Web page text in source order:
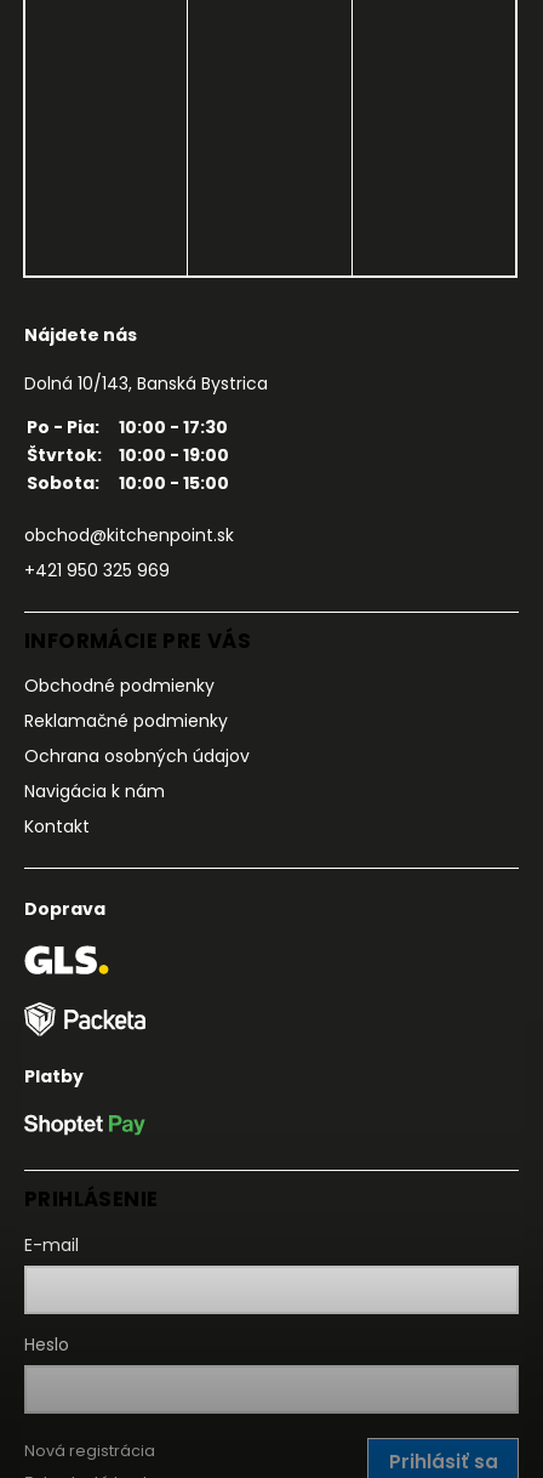
Nájdete nás
Dolná 10/143, Banská Bystrica
Po - Pia:
10:00 - 17:30
Štvrtok:
10:00 - 19:00
Sobota:
10:00 - 15:00
obchod@kitchenpoint.sk
+421 950 325 969
INFORMÁCIE PRE VÁS
Obchodné podmienky
Reklamačné podmienky
Ochrana osobných údajov
Navigácia k nám
Kontakt
Doprava
Platby
PRIHLÁSENIE
E-mail
Heslo
Prihlásiť sa
Nová registrácia